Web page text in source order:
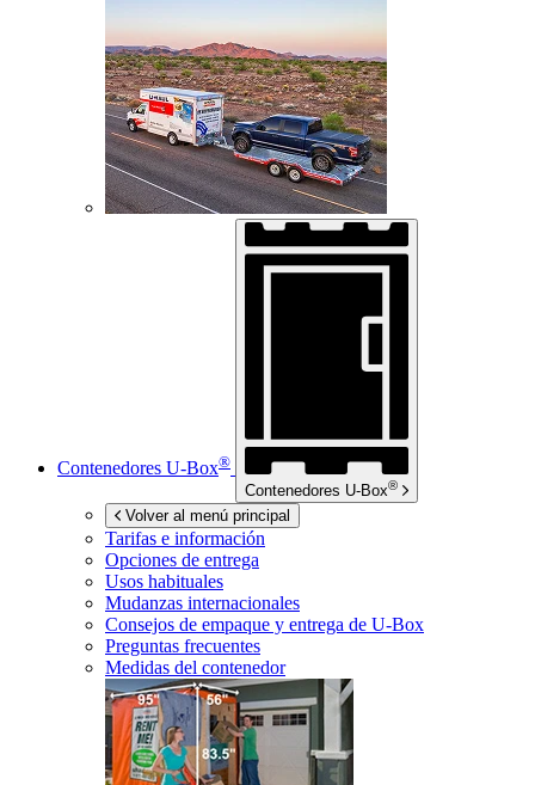
Contenedores U-Box®
Contenedores U-Box®
Volver al menú principal
Tarifas e información
Opciones de entrega
Usos habituales
Mudanzas internacionales
Consejos de empaque y entrega de U-Box
Preguntas frecuentes
Medidas del contenedor